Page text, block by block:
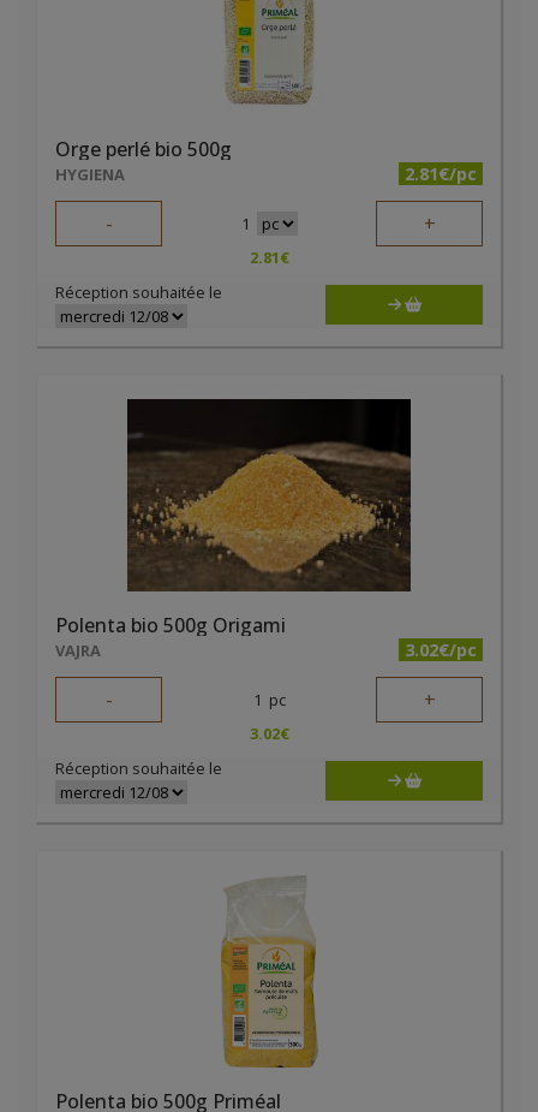
Orge perlé bio 500g
HYGIENA 2.81€/pc
- 1 +
2.81€
Réception souhaitée le
Polenta bio 500g Origami
VAJRA 3.02€/pc
- 1 pc +
3.02€
Réception souhaitée le
Polenta bio 500g Priméal